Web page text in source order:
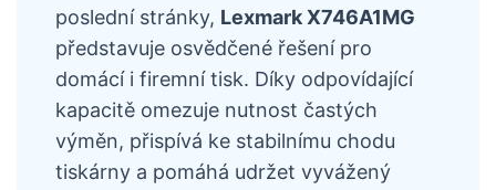
poslední stránky, Lexmark X746A1MG
představuje osvědčené řešení pro
domácí i firemní tisk. Díky odpovídající
kapacitě omezuje nutnost častých
výměn, přispívá ke stabilnímu chodu
tiskárny a pomáhá udržet vyvážený